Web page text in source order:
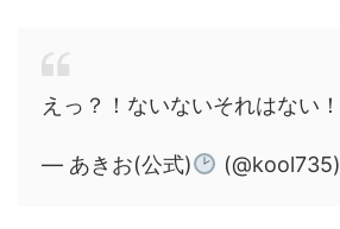
えっ？！ないないそれはない！
— あきお(公式) (@kool735)